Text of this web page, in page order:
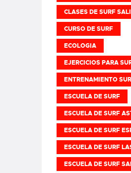
CLASES DE SURF
CURSO DE SURF
ECOLOGIA
EJERCICIOS PARA
ENTRENAMIENTO
ESCUELA DE SURF
ESCUELA DE SURF
ESCUELA DE SURF
ESCUELA DE SURF
ESCUELA DE SURF